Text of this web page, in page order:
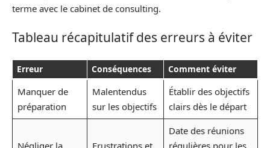
terme avec le cabinet de consulting.
Tableau récapitulatif des erreurs à éviter
Erreur Conséquences Comment éviter
Manquer de
préparation
Malentendus
sur les objectifs
Établir des objectifs
clairs dès le départ
Négliger la Frustrations et
Date des réunions
régulières pour les